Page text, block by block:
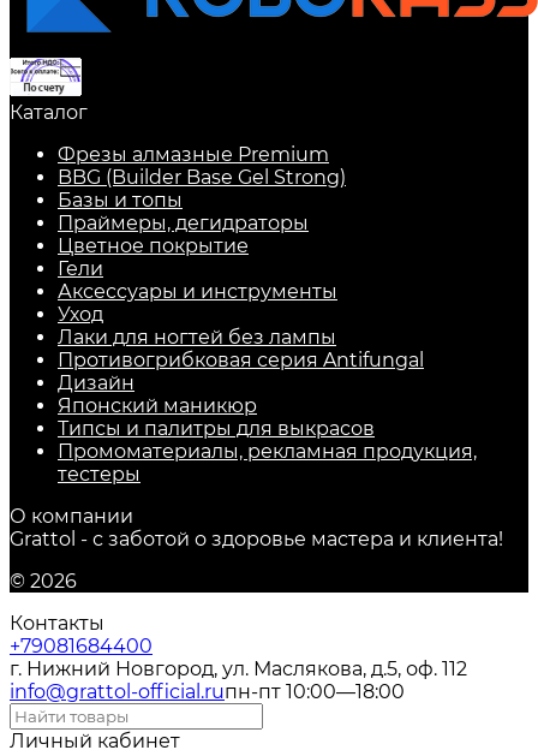
Каталог
Фрезы алмазные Premium
BBG (Builder Base Gel Strong)
Базы и топы
Праймеры, дегидраторы
Цветное покрытие
Гели
Аксессуары и инструменты
Уход
Лаки для ногтей без лампы
Противогрибковая серия Antifungal
Дизайн
Японский маникюр
Типсы и палитры для выкрасов
Промоматериалы, рекламная продукция,
тестеры
О компании
Grattol - с заботой о здоровье мастера и клиента!
© 2026
Контакты
+79081684400
г. Нижний Новгород, ул. Маслякова, д.5, оф. 112
info@grattol-official.ruпн-пт 10:00—18:00
Личный кабинет